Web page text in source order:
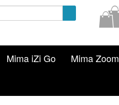
Mima iZi Go
Mima Zoom